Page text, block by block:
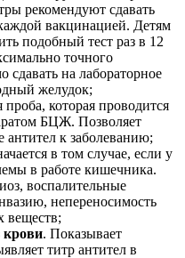
рекомендуют сдавать
вакцинацией. Детям
подобный тест раз в 12
точного
сдавать на лабораторное
желудок;
которая проводится
БЦЖ. Позволяет
антител к заболеванию;
в том случае, если у
в работе кишечника.
воспалительные
непереносимость
веществ;
крови. Показывает
титр антител в